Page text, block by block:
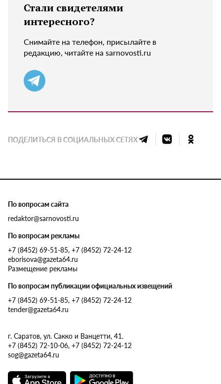
Стали свидетелями
интересного?
Снимайте на телефон, присылайте в
редакцию, читайте на sarnovosti.ru
ПОДЕЛИТЬСЯ В СОЦИАЛЬНЫХ СЕТЯХ
По вопросам сайта
redaktor@sarnovosti.ru
По вопросам рекламы
+7 (8452) 69-51-85, +7 (8452) 72-24-12
eborisova@gazeta64.ru
Размещение рекламы
По вопросам публикации официальных извещений
+7 (8452) 69-51-85, +7 (8452) 72-24-12
tender@gazeta64.ru
г. Саратов, ул. Сакко и Ванцетти, 41.
+7 (8452) 72-10-06, +7 (8452) 72-24-12
sog@gazeta64.ru